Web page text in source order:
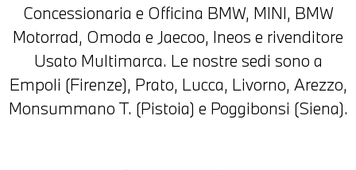
Concessionaria e Officina BMW, MINI, BMW
Motorrad, Omoda e Jaecoo, Ineos e rivenditore
Usato Multimarca. Le nostre sedi sono a
Empoli (Firenze), Prato, Lucca, Livorno, Arezzo,
Monsummano T. (Pistoia) e Poggibonsi (Siena).